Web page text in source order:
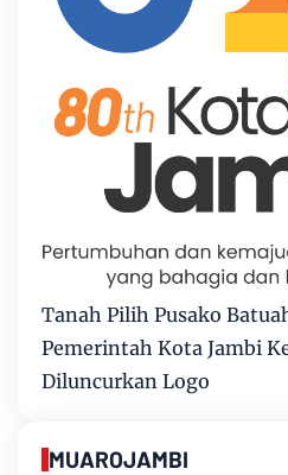
Tanah Pilih Pusako
Pemerintah Kota Jambi
Diluncurkan Logo
MUAROJAMBI